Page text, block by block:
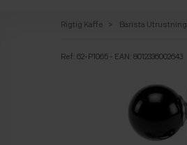
Rigtig Kaffe Barista Utrustning
Ref: 62-P1065 - EAN: 8012336002643